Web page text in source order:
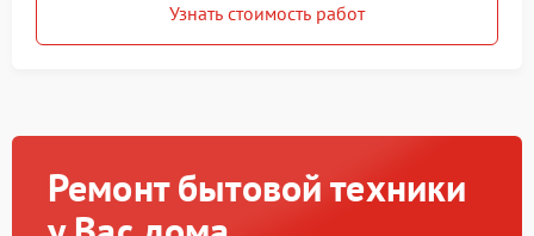
Узнать стоимость работ
Ремонт бытовой техники